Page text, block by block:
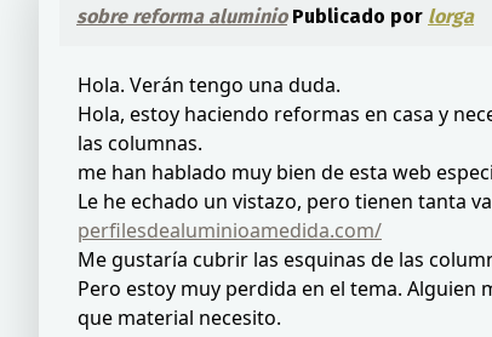
sobre reforma aluminioPublicado por lorga
Hola. Verán tengo una duda.
Hola, estoy haciendo reformas en casa y
las columnas.
me han hablado muy bien de esta web
Le he echado un vistazo, pero tienen tanta
perfilesdealuminioamedida.com/
Me gustaría cubrir las esquinas de las
Pero estoy muy perdida en el tema. Alguien
que material necesito.